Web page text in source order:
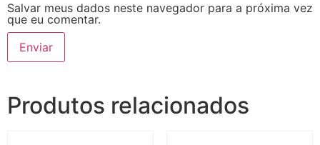
Salvar meus dados neste navegador para a próxima vez
que eu comentar.
Produtos relacionados